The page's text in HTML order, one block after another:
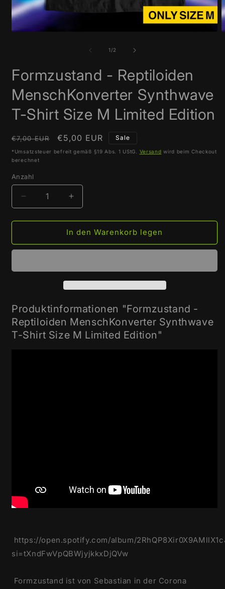
1 /von
2
Formzustand - Reptiloiden
MenschKonverter Synthwave
T-Shirt Size M Limited Edition
Normaler
Preis
€7,00 EUR Verkaufspreis
€5,00 EUR Sale
*Umsatzsteuer befreit gemäß §19 Abs. 1 UStG. Versand wird beim Checkout
berechnet
Anzahl
Verringere
die
Menge
Formzustand
MenschKonverter
Synthwave
Shirt
Size
M
Limited
Erhöhe
die
Menge
für
Formzustand
MenschKonverter
Shirt
Size
M
Limited
In den Warenkorb legen
Produktinformationen "Formzustand -
Reptiloiden MenschKonverter Synthwave
T-Shirt Size M Limited Edition"
https://open.spotify.com/album/
si=tXndFwVpQBWjyjkkxDjQVw
Formzustand ist von Sebastian in der Corona